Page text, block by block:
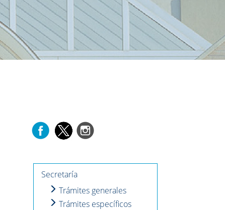
Secretaría
Trámites generales
Trámites específicos